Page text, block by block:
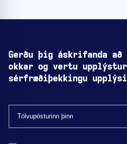
Gerðu þig áskrifanda að
okkar og vertu upplýstur
sérfræðiþekkingu